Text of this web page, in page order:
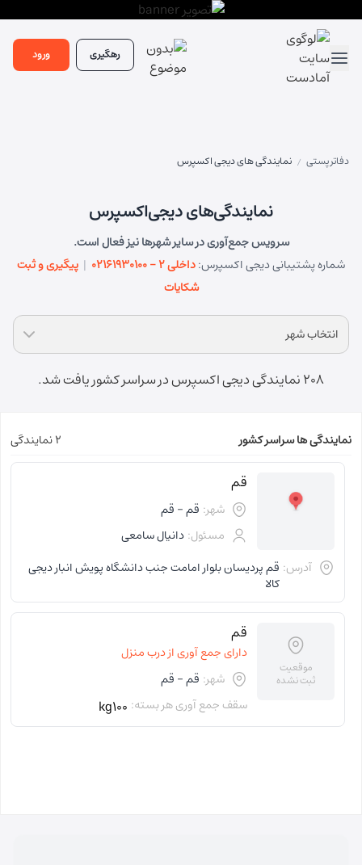
رهگیری ورود
دفاتر پستی / نمایندگی های دیجی اکسپرس
نمایندگی‌های دیجی‌اکسپرس
سرویس جمع‌آوری در سایر شهرها نیز فعال است.
شماره پشتیبانی دیجی اکسپرس:02161930100 - داخلی ۲ | پیگیری و ثبت
شکایات
انتخاب شهر
208 نمایندگی دیجی اکسپرس در سراسر کشور یافت شد.
نمایندگی ها سراسر کشور 2 نمایندگی
قم
شهر: قم - قم
مسئول: دانیال سامعی
آدرس: قم پردیسان بلوار امامت جنب دانشگاه پویش انبار دیجی
کالا
موقعیت
ثبت نشده
قم
دارای جمع آوری از درب منزل
شهر: قم - قم
سقف جمع آوری هر بسته: kg100